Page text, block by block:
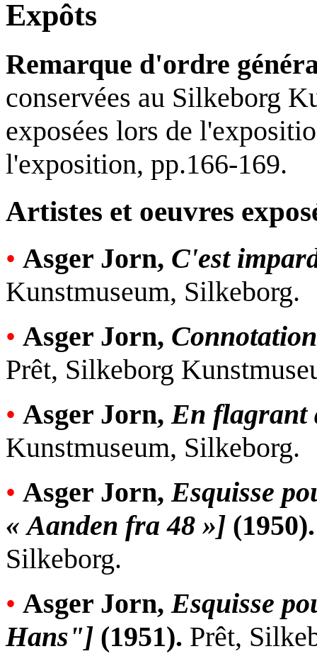
Expôts
Remarque d'ordre
conservées au Silkeborg
exposées lors de
l'exposition, pp.166-169.
Artistes et oeuvres
• Asger Jorn, C'est
Kunstmuseum, Silkeborg.
• Asger Jorn,
Prêt, Silkeborg
• Asger Jorn, En flagrant
Kunstmuseum, Silkeborg.
• Asger Jorn, Esquisse
« Aanden fra 48 »] (1950).
Silkeborg.
• Asger Jorn, Esquisse
Hans"] (1951). Prêt,